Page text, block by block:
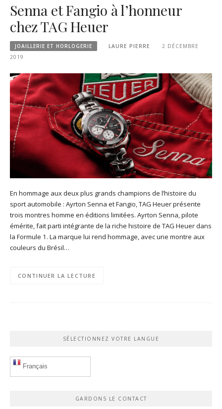
Senna et Fangio à l’honneur
chez TAG Heuer
JOAILLERIE ET HORLOGERIE LAURE PIERRE
2 DÉCEMBRE
2019
En hommage aux deux plus grands champions de l’histoire du
sport automobile : Ayrton Senna et Fangio, TAG Heuer présente
trois montres homme en éditions limitées. Ayrton Senna, pilote
émérite, fait parti intégrante de la riche histoire de TAG Heuer dans
la Formule 1. La marque lui rend hommage, avec une montre aux
couleurs du Brésil…
CONTINUER LA LECTURE
SÉLECTIONNEZ VOTRE LANGUE
Français
GARDONS LE CONTACT